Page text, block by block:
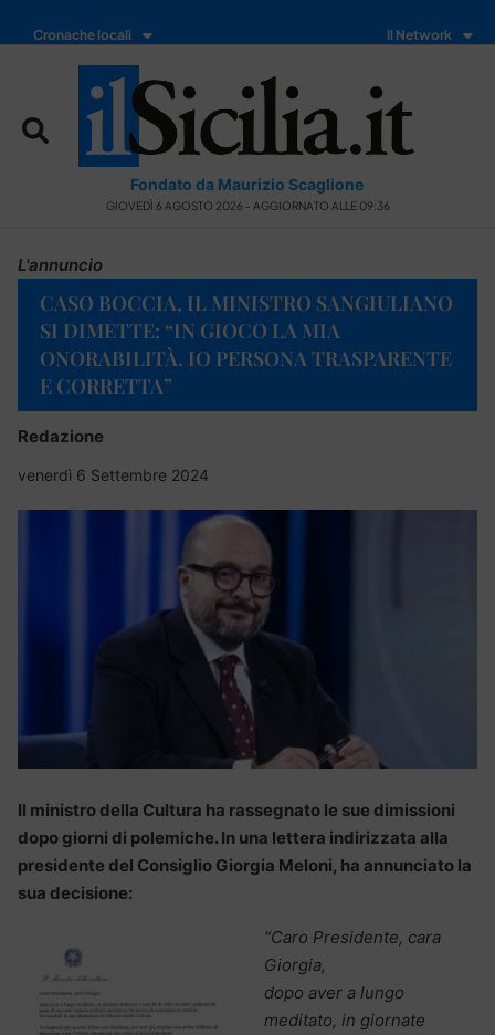
Cronache locali Il Network
Fondato da Maurizio Scaglione
GIOVEDÌ 6 AGOSTO 2026 - AGGIORNATO ALLE 09:36
L'annuncio
CASO BOCCIA, IL MINISTRO SANGIULIANO
SI DIMETTE: “IN GIOCO LA MIA
ONORABILITÀ. IO PERSONA TRASPARENTE
E CORRETTA”
Redazione
venerdì 6 Settembre 2024
Il ministro della Cultura ha rassegnato le sue dimissioni
dopo giorni di polemiche. In una lettera indirizzata alla
presidente del Consiglio Giorgia Meloni, ha annunciato la
sua decisione:
“Caro Presidente, cara
Giorgia,
dopo aver a lungo
meditato, in giornate